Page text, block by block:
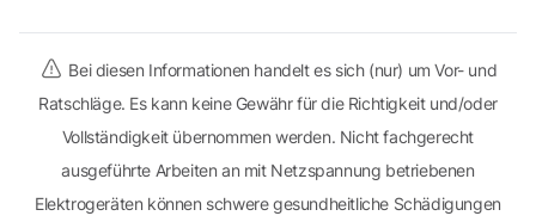
Bei diesen Informationen handelt es sich (nur) um Vor- und
Ratschläge. Es kann keine Gewähr für die Richtigkeit und/oder
Vollständigkeit übernommen werden. Nicht fachgerecht
ausgeführte Arbeiten an mit Netzspannung betriebenen
Elektrogeräten können schwere gesundheitliche Schädigungen